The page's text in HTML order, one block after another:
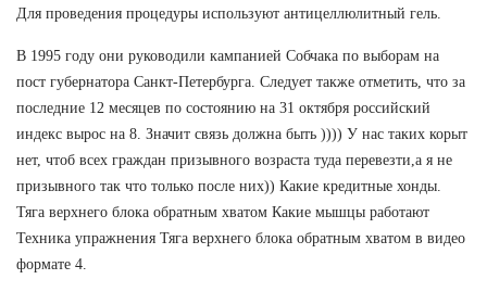
Для проведения процедуры используют антицеллюлитный гель.
В 1995 году они руководили кампанией Собчака по выборам на
пост губернатора Санкт-Петербурга. Следует также отметить, что за
последние 12 месяцев по состоянию на 31 октября российский
индекс вырос на 8. Значит связь должна быть )))) У нас таких корыт
нет, чтоб всех граждан призывного возраста туда перевезти,а я не
призывного так что только после них)) Какие кредитные хонды.
Тяга верхнего блока обратным хватом Какие мышцы работают
Техника упражнения Тяга верхнего блока обратным хватом в видео
формате 4.